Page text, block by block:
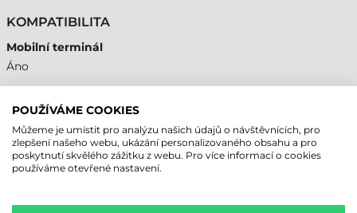
KOMPATIBILITA
Mobilní terminál
Áno
NAPOSLEDY PROHLÍŽENÉ PRODUKTY
POUŽÍVÁME COOKIES
Můžeme je umístit pro analýzu našich údajů o návštěvnících, pro
zlepšení našeho webu, ukázání personalizovaného obsahu a pro
poskytnutí skvělého zážitku z webu. Pro více informací o cookies
používáme otevřené nastavení.